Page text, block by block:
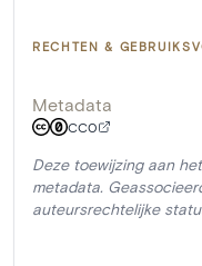
RECHTEN &
Metadata
CC0
Deze toewijzing aan
metadata.
auteursrechtelijke